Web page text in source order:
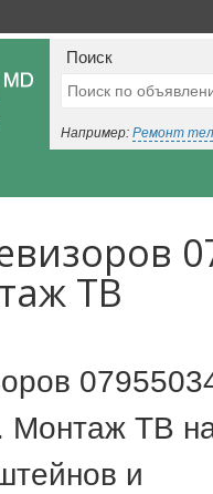
Поиск
Например: Ремонт
ТВ
Монтаж ТВ
и